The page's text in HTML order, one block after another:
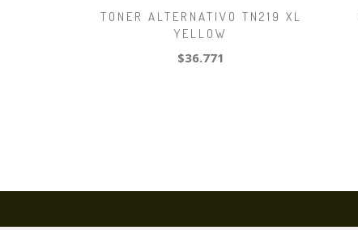
TONER ALTERNATIVO TN219 XL
YELLOW
$36.771